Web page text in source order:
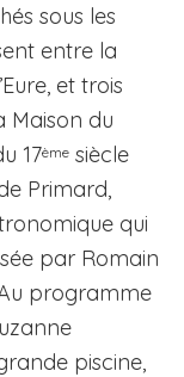
sous les
entre la
et trois
Maison du
17ème siècle
Primard,
qui
par Romain
programme
piscine,